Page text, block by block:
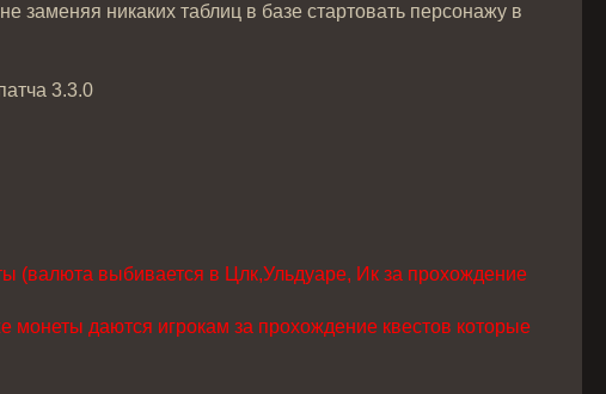
заменяя никаких таблиц в базе стартовать персонажу в
3.3.0
выбивается в Цлк,Ульдуаре, Ик за прохождение
монеты даются игрокам за прохождение квестов которые